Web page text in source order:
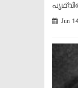
Jun